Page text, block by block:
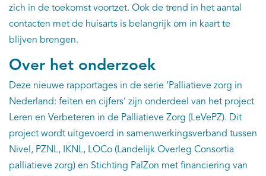
zich in de toekomst voortzet. Ook de trend in het aantal
contacten met de huisarts is belangrijk om in kaart te
blijven brengen.
Over het onderzoek
Deze nieuwe rapportages in de serie ‘Palliatieve zorg in
Nederland: feiten en cijfers’ zijn onderdeel van het project
Leren en Verbeteren in de Palliatieve Zorg (LeVePZ). Dit
project wordt uitgevoerd in samenwerkingsverband tussen
Nivel, PZNL, IKNL, LOCo (Landelijk Overleg Consortia
palliatieve zorg) en Stichting PalZon met financiering van